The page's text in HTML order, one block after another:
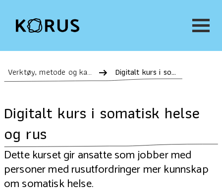
Verktøy, metode og kartlegging Digitalt kurs i somatisk helse og rus
Digitalt kurs i somatisk helse
og rus
Dette kurset gir ansatte som jobber med
personer med rusutfordringer mer kunnskap
om somatisk helse.